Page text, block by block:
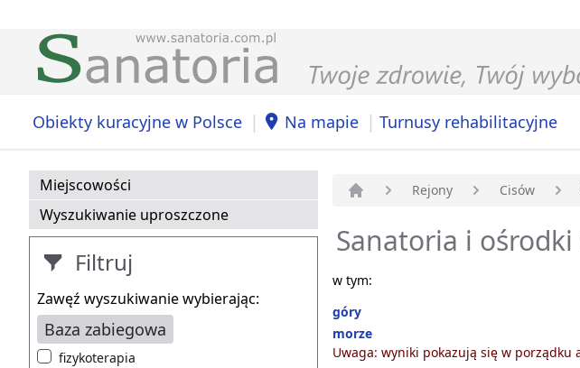
Obiekty kuracyjne w Polsce | Na mapie | Turnusy rehabilitacyjne
Miejscowości
Wyszukiwanie uproszczone
Filtruj
Zawęź wyszukiwanie wybierając:
Baza zabiegowa
fizykoterapia
Rejony Cisów
Sanatoria i
w tym:
góry
morze
Uwaga: wyniki pokazują się w